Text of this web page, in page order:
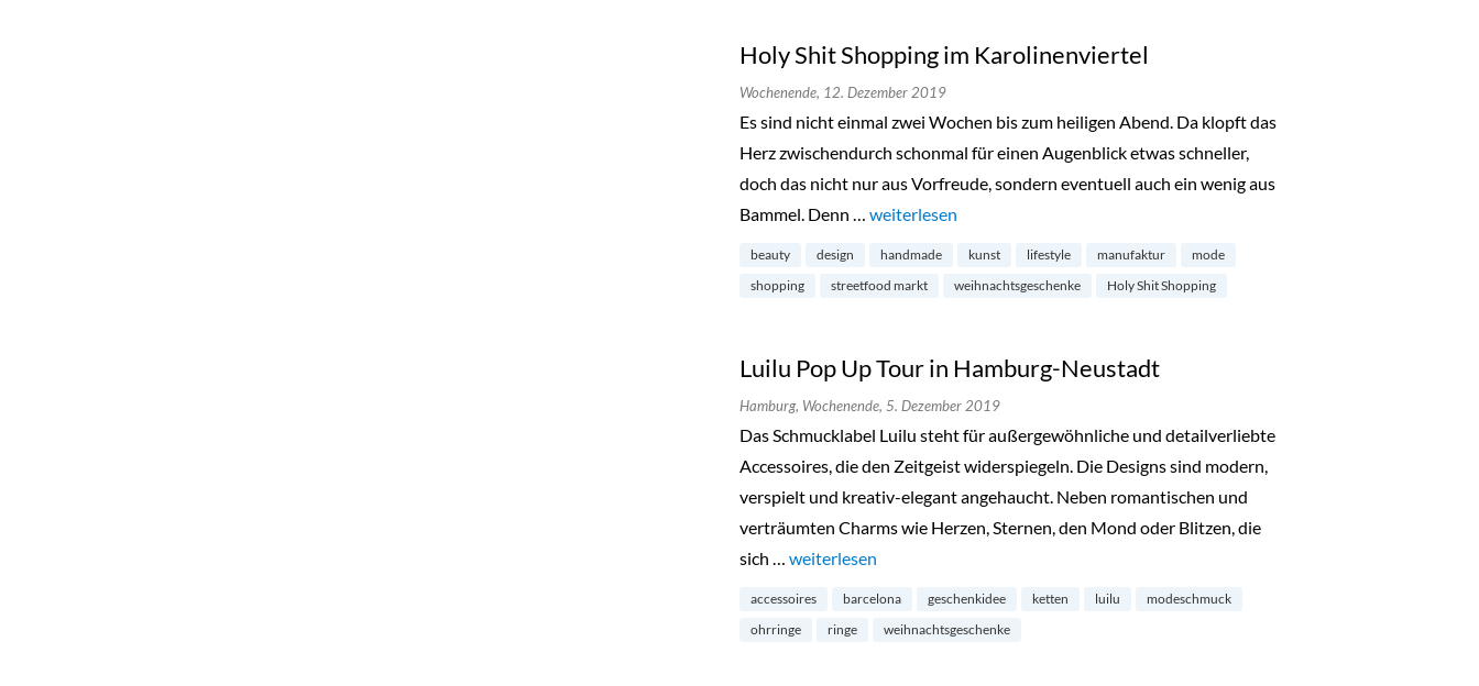
Holy Shit Shopping im Karolinenviertel
Wochenende, 12. Dezember 2019
Es sind nicht einmal zwei Wochen bis zum heiligen Abend. Da klopft das
Herz zwischendurch schonmal für einen Augenblick etwas schneller,
doch das nicht nur aus Vorfreude, sondern eventuell auch ein wenig aus
Bammel. Denn … „Holy Shit Shopping im Karolinenviertel“
weiterlesen
beauty design handmade kunst lifestyle manufaktur
mode
shopping
streetfood markt weihnachtsgeschenke Holy Shit Shopping
Luilu Pop Up Tour in Hamburg-Neustadt
Hamburg, Wochenende, 5. Dezember 2019
Das Schmucklabel Luilu steht für außergewöhnliche und detailverliebte
Accessoires, die den Zeitgeist widerspiegeln. Die Designs sind modern,
verspielt und kreativ-elegant angehaucht. Neben romantischen und
verträumten Charms wie Herzen, Sternen, den Mond oder Blitzen, die
sich … „Luilu Pop Up Tour in Hamburg-Neustadt“
weiterlesen
accessoires barcelona geschenkidee ketten luilu
modeschmuck
ohrringe
ringe weihnachtsgeschenke